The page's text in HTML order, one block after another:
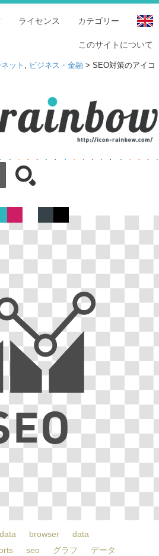
カテゴリー
ライセンス
このサイトについて
ット , ビジネス・金融 > SEO対策のアイコ
browser
data
seo グラフ
データ